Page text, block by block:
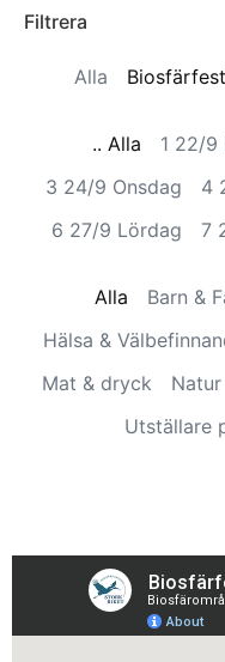
Filtrera
Alla
1 22/9
3 24/9 Onsdag
4
6 27/9 Lördag
7
.. Alla
Barn &
Hälsa &
Mat & dryck
Natur
Utställare
Alla